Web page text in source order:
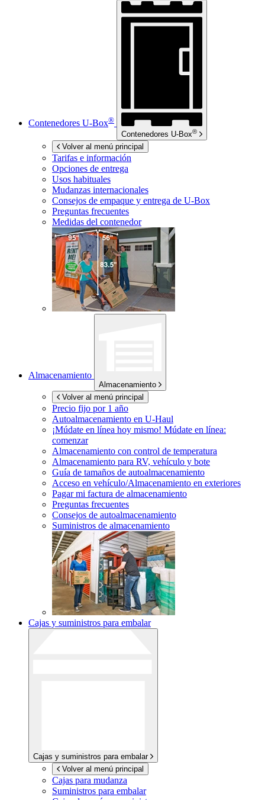
Contenedores U-Box®
Contenedores U-Box®
Volver al menú principal
Tarifas e información
Opciones de entrega
Usos habituales
Mudanzas internacionales
Consejos de empaque y entrega de U-Box
Preguntas frecuentes
Medidas del contenedor
Almacenamiento
Almacenamiento
Volver al menú principal
Precio fijo por 1 año
Autoalmacenamiento en U-Haul
¡Múdate en línea hoy mismo! Múdate en línea:
comenzar
Almacenamiento con control de temperatura
Almacenamiento para RV, vehículo y bote
Guía de tamaños de autoalmacenamiento
Acceso en vehículo/Almacenamiento en exteriores
Pagar mi factura de almacenamiento
Preguntas frecuentes
Consejos de autoalmacenamiento
Suministros de almacenamiento
Cajas y suministros para embalar
Cajas y suministros para embalar
Volver al menú principal
Cajas para mudanza
Suministros para embalar